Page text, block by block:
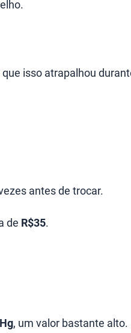
isso atrapalhou
antes de trocar.
de R$35.
, um valor bastante alto.